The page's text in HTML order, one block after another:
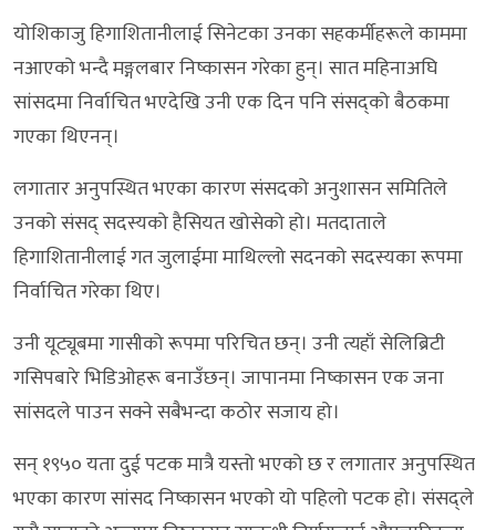
योशिकाजु हिगाशितानीलाई सिनेटका उनका सहकर्मीहरूले काममा
नआएको भन्दै मङ्गलबार निष्कासन गरेका हुन्। सात महिनाअघि
सांसदमा निर्वाचित भएदेखि उनी एक दिन पनि संसद्को बैठकमा
गएका थिएनन्।
लगातार अनुपस्थित भएका कारण संसदको अनुशासन समितिले
उनको संसद् सदस्यको हैसियत खोसेको हो। मतदाताले
हिगाशितानीलाई गत जुलाईमा माथिल्लो सदनको सदस्यका रूपमा
निर्वाचित गरेका थिए।
उनी यूट्यूबमा गासीको रूपमा परिचित छन्। उनी त्यहाँ सेलिब्रिटी
गसिपबारे भिडिओहरू बनाउँछन्। जापानमा निष्कासन एक जना
सांसदले पाउन सक्ने सबैभन्दा कठोर सजाय हो।
सन् १९५० यता दुई पटक मात्रै यस्तो भएको छ र लगातार अनुपस्थित
भएका कारण सांसद निष्कासन भएको यो पहिलो पटक हो। संसद्ले